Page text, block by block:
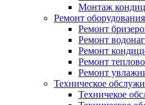
Монтаж
Ремонт оборудования
Ремонт
Ремонт
Ремонт
Ремонт
Ремонт
Техническое
Техничекое